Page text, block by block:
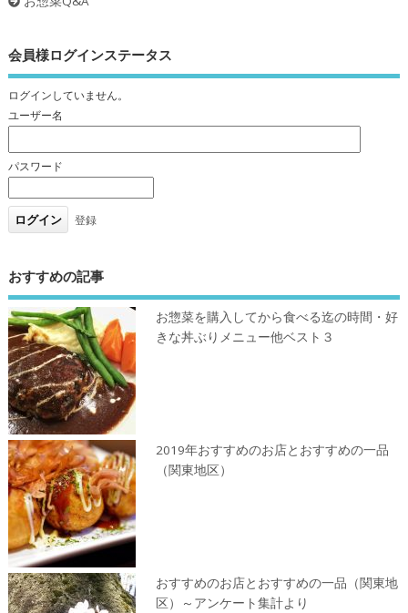
会員様ログインステータス
ログインしていません。
ユーザー名
パスワード
登録
おすすめの記事
お惣菜を購入してから食べる迄の時間・好
きな丼ぶりメニュー他ベスト３
2019年おすすめのお店とおすすめの一品
（関東地区）
おすすめのお店とおすすめの一品（関東地
区）～アンケート集計より